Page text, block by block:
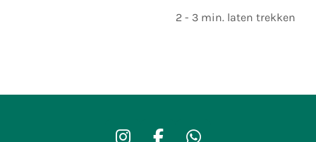
2 - 3 min. laten trekken